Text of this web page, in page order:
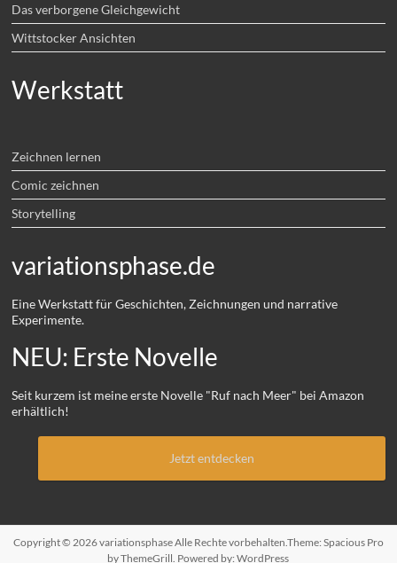
Das verborgene Gleichgewicht
Wittstocker Ansichten
Werkstatt
Zeichnen lernen
Comic zeichnen
Storytelling
variationsphase.de
Eine Werkstatt für Geschichten, Zeichnungen und narrative
Experimente.
NEU: Erste Novelle
Seit kurzem ist meine erste Novelle "Ruf nach Meer" bei Amazon
erhältlich!
Jetzt entdecken
Copyright © 2026variationsphaseAlle Rechte vorbehalten.Theme: Spacious Pro
by ThemeGrill. Powered by:WordPress